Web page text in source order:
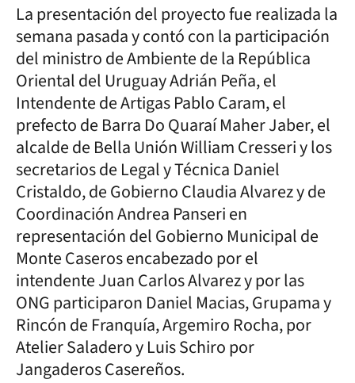
La presentación del proyecto fue realizada la
semana pasada y contó con la participación
del ministro de Ambiente de la República
Oriental del Uruguay Adrián Peña, el
Intendente de Artigas Pablo Caram, el
prefecto de Barra Do Quaraí Maher Jaber, el
alcalde de Bella Unión William Cresseri y los
secretarios de Legal y Técnica Daniel
Cristaldo, de Gobierno Claudia Alvarez y de
Coordinación Andrea Panseri en
representación del Gobierno Municipal de
Monte Caseros encabezado por el
intendente Juan Carlos Alvarez y por las
ONG participaron Daniel Macias, Grupama y
Rincón de Franquía, Argemiro Rocha, por
Atelier Saladero y Luis Schiro por
Jangaderos Casereños.